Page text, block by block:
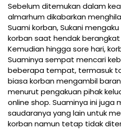
Sebelum ditemukan dalam
almarhum dikabarkan
Suami korban, Sukani
korban saat hendak
Kemudian hingga sore hari,
Suaminya sempat mencari
beberapa tempat, termasuk
biasa korban mengambil
menurut pengakuan pihak
online shop. Suaminya ini juga
saudaranya yang lain untuk
korban namun tetap tidak